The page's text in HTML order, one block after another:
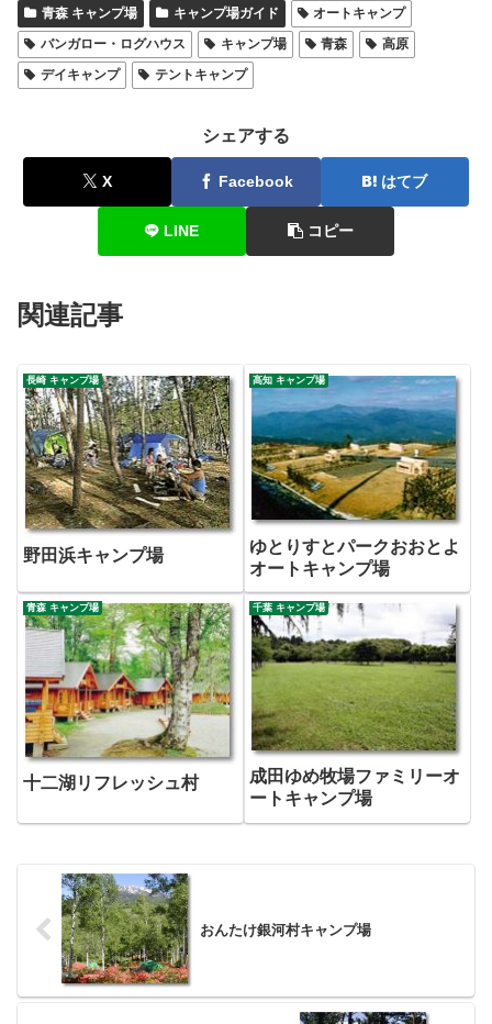
青森 キャンプ場 キャンプ場ガイド
オートキャンプ
バンガロー・ログハウス
キャンプ場 青森
高原
デイキャンプ
テントキャンプ
シェアする
X Facebook はてブ
LINE コピー
関連記事
長崎 キャンプ場
野田浜キャンプ場
高知 キャンプ場
ゆとりすとパークおおとよ
オートキャンプ場
青森 キャンプ場
十二湖リフレッシュ村
千葉 キャンプ場
成田ゆめ牧場ファミリーオ
ートキャンプ場
おんたけ銀河村キャンプ場